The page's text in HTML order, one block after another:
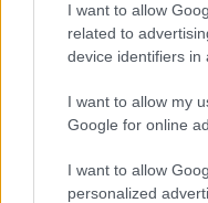
I want to allow
related to
device identifiers in
I want to allow my
Google for online
I want to allow
personalized
szempont pontos
sztárautó legyen a
elmondta, hogy